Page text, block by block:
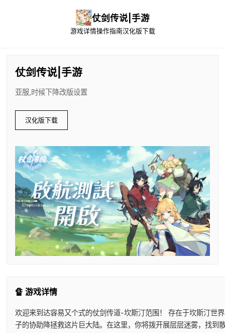
仗剑传说|手游
游戏详情操作指南汉化版下载
仗剑传说|手游
亚服,时候下降改版设置
汉化版下载
🔏 游戏详情
欢迎来到达容易又个式的仗剑传道-坎斯汀范围！ 存在于坎斯汀世
子的协助降拯救这片巨大陆。在这里，你将拨开展层层迷雾，找到